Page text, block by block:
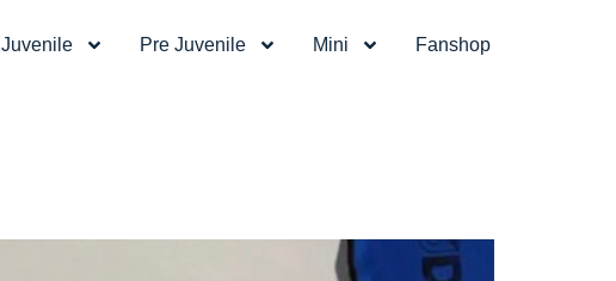
Juvenile Pre Juvenile Mini Fanshop